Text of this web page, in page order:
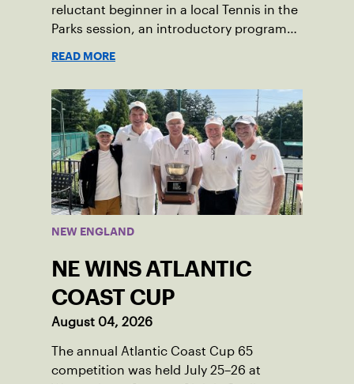
reluctant beginner in a local Tennis in the
Parks session, an introductory program
time, he’s the one running the drills.
READ MORE
NEW ENGLAND
NE WINS ATLANTIC
COAST CUP
August 04, 2026
The annual Atlantic Coast Cup 65
competition was held July 25–26 at